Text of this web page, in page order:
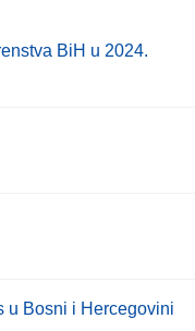
BiH u 2024.
u Bosni i Hercegovini